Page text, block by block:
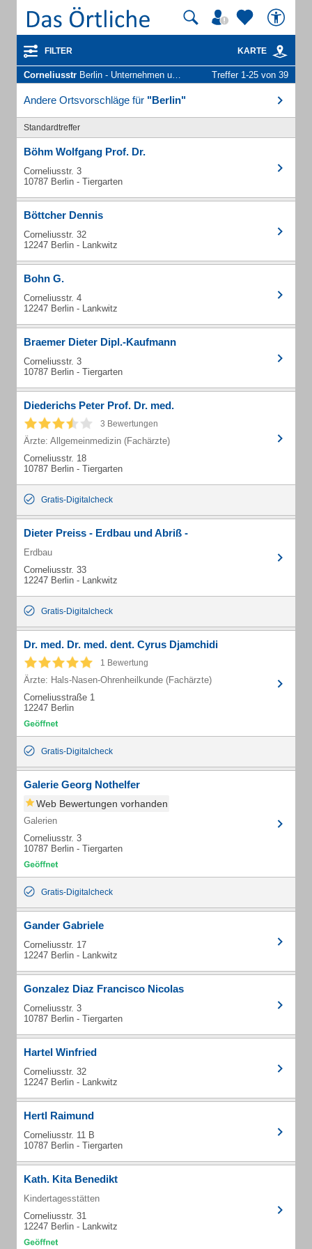
FILTER KARTE
Corneliusstr Berlin - Unternehmen und Personen Treffer 1-25 von 39
Andere Ortsvorschläge für "Berlin"
Standardtreffer
Böhm Wolfgang Prof. Dr.
Corneliusstr. 3
10787 Berlin - Tiergarten
Böttcher Dennis
Corneliusstr. 32
12247 Berlin - Lankwitz
Bohn G.
Corneliusstr. 4
12247 Berlin - Lankwitz
Braemer Dieter Dipl.-Kaufmann
Corneliusstr. 3
10787 Berlin - Tiergarten
Diederichs Peter Prof. Dr. med.
3 Bewertungen
Ärzte: Allgemeinmedizin (Fachärzte)
Corneliusstr. 18
10787 Berlin - Tiergarten
Gratis-Digitalcheck
Dieter Preiss - Erdbau und Abriß -
Erdbau
Corneliusstr. 33
12247 Berlin - Lankwitz
Gratis-Digitalcheck
Dr. med. Dr. med. dent. Cyrus Djamchidi
1 Bewertung
Ärzte: Hals-Nasen-Ohrenheilkunde (Fachärzte)
Corneliusstraße 1
12247 Berlin
Gratis-Digitalcheck
Galerie Georg Nothelfer
Web Bewertungen vorhanden
Galerien
Corneliusstr. 3
10787 Berlin - Tiergarten
Gratis-Digitalcheck
Gander Gabriele
Corneliusstr. 17
12247 Berlin - Lankwitz
Gonzalez Diaz Francisco Nicolas
Corneliusstr. 3
10787 Berlin - Tiergarten
Hartel Winfried
Corneliusstr. 32
12247 Berlin - Lankwitz
Hertl Raimund
Corneliusstr. 11 B
10787 Berlin - Tiergarten
Kath. Kita Benedikt
Kindertagesstätten
Corneliusstr. 31
12247 Berlin - Lankwitz